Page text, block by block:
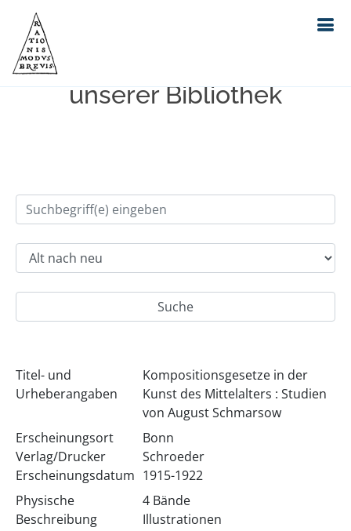
Einfache Suche im Bestand
unserer Bibliothek
Titel- und
Urheberangaben
Kompositionsgesetze in der
Kunst des Mittelalters : Studien
von August Schmarsow
Erscheinungsort
Verlag/Drucker
Erscheinungsdatum
Bonn
Schroeder
1915-1922
Physische
Beschreibung
4 Bände
Illustrationen